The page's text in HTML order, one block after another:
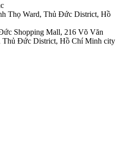
Thọ Ward, Thủ Đức District, Hồ
Shopping Mall, 216 Võ Văn
Thủ Đức District, Hồ Chí Minh city